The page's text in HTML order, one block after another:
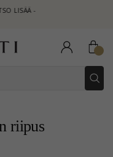
-
riipus